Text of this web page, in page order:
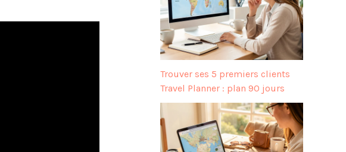
Trouver ses 5 premiers clients
Travel Planner : plan 90 jours